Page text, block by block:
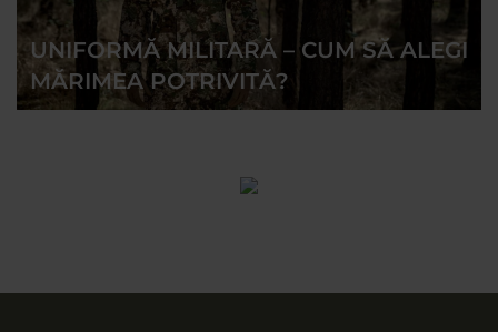
elastică asigură o potrivire perfectă. Unele dintre
articole de îmbrăcăminte pot fi folosite cu succes ca
costume militare de iarnă, deoarece sunt echipate cu o
UNIFORMĂ MILITARĂ – CUM SĂ ALEGI
MĂRIMEA POTRIVITĂ?